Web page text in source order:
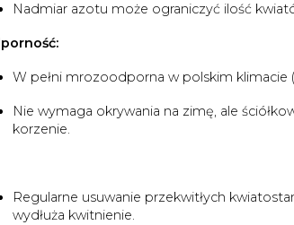
Nadmiar azotu może ograniczyć ilość
W pełni mrozoodporna w polskim klimacie
Nie wymaga okrywania na zimę, ale
korzenie.
Regularne usuwanie przekwitłych
wydłuża kwitnienie.